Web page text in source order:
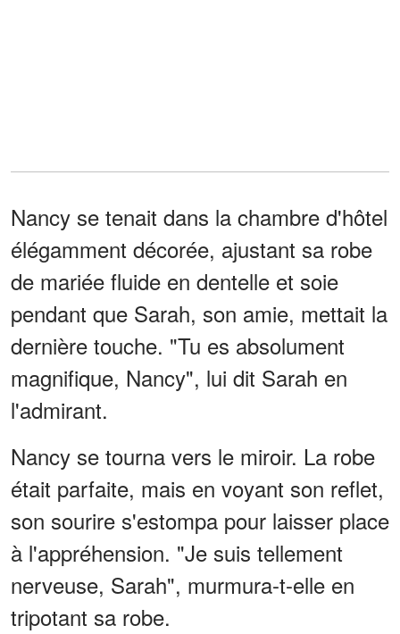
Nancy se tenait dans la chambre d'hôtel
élégamment décorée, ajustant sa robe
de mariée fluide en dentelle et soie
pendant que Sarah, son amie, mettait la
dernière touche. "Tu es absolument
magnifique, Nancy", lui dit Sarah en
l'admirant.
Nancy se tourna vers le miroir. La robe
était parfaite, mais en voyant son reflet,
son sourire s'estompa pour laisser place
à l'appréhension. "Je suis tellement
nerveuse, Sarah", murmura-t-elle en
tripotant sa robe.